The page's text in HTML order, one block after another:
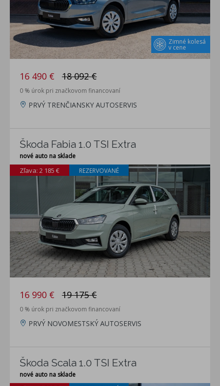
Zimné kolesá
v cene
16 490 € 18 092 €
0 % úrok pri značkovom financovaní
PRVÝ TRENČIANSKY AUTOSERVIS
Škoda Fabia 1.0 TSI Extra
nové auto na sklade
Zľava: 2 185 € REZERVOVANÉ
16 990 € 19 175 €
0 % úrok pri značkovom financovaní
PRVÝ NOVOMESTSKÝ AUTOSERVIS
Škoda Scala 1.0 TSI Extra
nové auto na sklade